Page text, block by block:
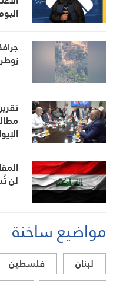
لن
مواضيع ساخنة
لبنان فلسطين